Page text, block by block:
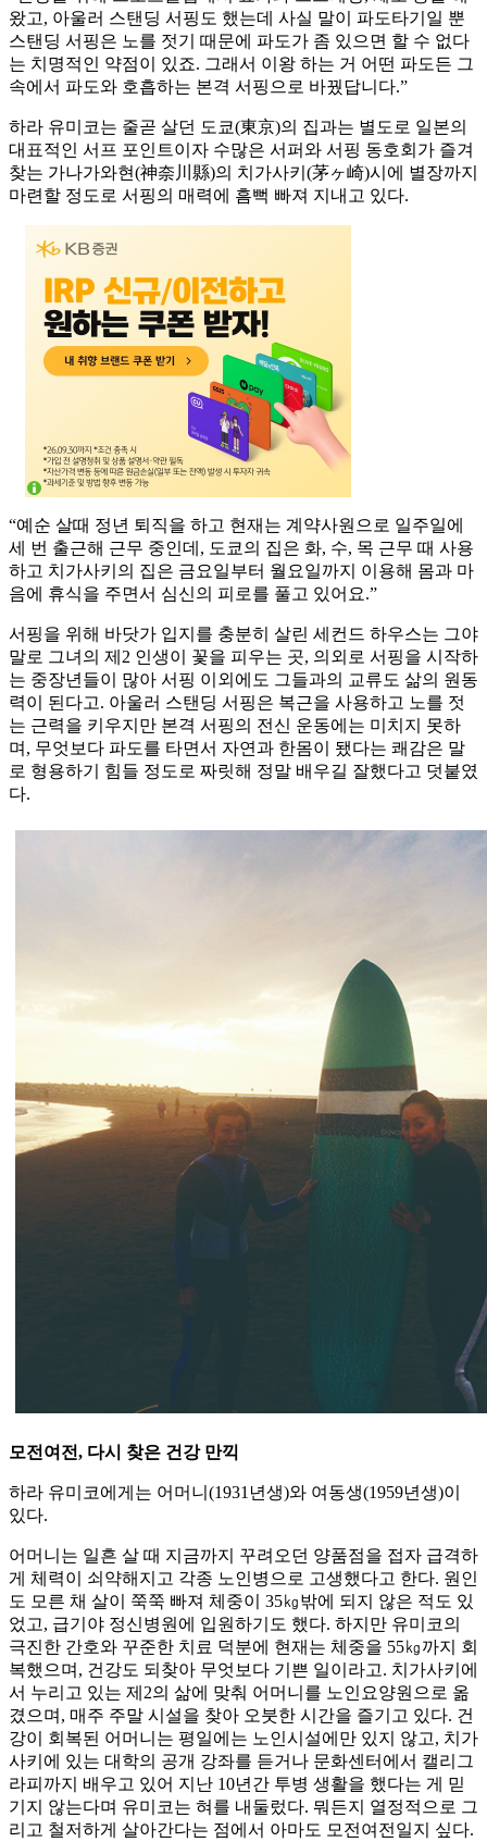
왔고, 아울러 스탠딩 서핑도 했는데 사실 말이 파도타기일 뿐
스탠딩 서핑은 노를 젓기 때문에 파도가 좀 있으면 할 수 없다
는 치명적인 약점이 있죠. 그래서 이왕 하는 거 어떤 파도든 그
속에서 파도와 호흡하는 본격 서핑으로 바꿨답니다.”
하라 유미코는 줄곧 살던 도쿄(東京)의 집과는 별도로 일본의
대표적인 서프 포인트이자 수많은 서퍼와 서핑 동호회가 즐겨
찾는 가나가와현(神奈川縣)의 치가사키(茅ヶ崎)시에 별장까지
마련할 정도로 서핑의 매력에 흠뻑 빠져 지내고 있다.
“예순 살때 정년 퇴직을 하고 현재는 계약사원으로 일주일에
세 번 출근해 근무 중인데, 도쿄의 집은 화, 수, 목 근무 때 사용
하고 치가사키의 집은 금요일부터 월요일까지 이용해 몸과 마
음에 휴식을 주면서 심신의 피로를 풀고 있어요.”
서핑을 위해 바닷가 입지를 충분히 살린 세컨드 하우스는 그야
말로 그녀의 제2 인생이 꽃을 피우는 곳, 의외로 서핑을 시작하
는 중장년들이 많아 서핑 이외에도 그들과의 교류도 삶의 원동
력이 된다고. 아울러 스탠딩 서핑은 복근을 사용하고 노를 젓
는 근력을 키우지만 본격 서핑의 전신 운동에는 미치지 못하
며, 무엇보다 파도를 타면서 자연과 한몸이 됐다는 쾌감은 말
로 형용하기 힘들 정도로 짜릿해 정말 배우길 잘했다고 덧붙였
다.
모전여전, 다시 찾은 건강 만끽
하라 유미코에게는 어머니(1931년생)와 여동생(1959년생)이
있다.
어머니는 일흔 살 때 지금까지 꾸려오던 양품점을 접자 급격하
게 체력이 쇠약해지고 각종 노인병으로 고생했다고 한다. 원인
도 모른 채 살이 쭉쭉 빠져 체중이 35㎏밖에 되지 않은 적도 있
었고, 급기야 정신병원에 입원하기도 했다. 하지만 유미코의
극진한 간호와 꾸준한 치료 덕분에 현재는 체중을 55㎏까지 회
복했으며, 건강도 되찾아 무엇보다 기쁜 일이라고. 치가사키에
서 누리고 있는 제2의 삶에 맞춰 어머니를 노인요양원으로 옮
겼으며, 매주 주말 시설을 찾아 오붓한 시간을 즐기고 있다. 건
강이 회복된 어머니는 평일에는 노인시설에만 있지 않고, 치가
사키에 있는 대학의 공개 강좌를 듣거나 문화센터에서 캘리그
라피까지 배우고 있어 지난 10년간 투병 생활을 했다는 게 믿
기지 않는다며 유미코는 혀를 내둘렀다. 뭐든지 열정적으로 그
리고 철저하게 살아간다는 점에서 아마도 모전여전일지 싶다.